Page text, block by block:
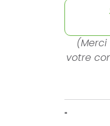
votre
"